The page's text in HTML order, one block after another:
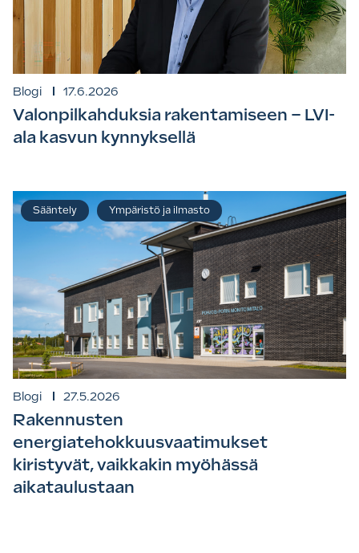
Blogi 17.6.2026
Valonpilkahduksia rakentamiseen – LVI-
ala kasvun kynnyksellä
Blogi 27.5.2026
Rakennusten
energiatehokkuusvaatimukset
kiristyvät, vaikkakin myöhässä
aikataulustaan
Sääntely Ympäristö ja ilmasto